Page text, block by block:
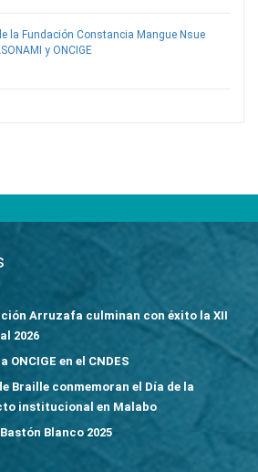
la Fundación Constancia Mangue Nsue
y ONCIGE
Arruzafa culminan con éxito la XII
2026
en el CNDES
Braille conmemoran el Día de la
institucional en Malabo
Blanco 2025